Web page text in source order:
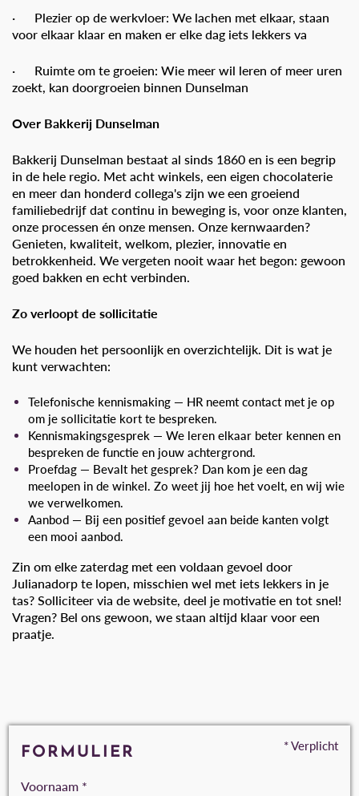
· Plezier op de werkvloer: We lachen met elkaar, staan
voor elkaar klaar en maken er elke dag iets lekkers va
· Ruimte om te groeien: Wie meer wil leren of meer uren
zoekt, kan doorgroeien binnen Dunselman
Over Bakkerij Dunselman
Bakkerij Dunselman bestaat al sinds 1860 en is een begrip
in de hele regio. Met acht winkels, een eigen chocolaterie
en meer dan honderd collega's zijn we een groeiend
familiebedrijf dat continu in beweging is, voor onze klanten,
onze processen én onze mensen. Onze kernwaarden?
Genieten, kwaliteit, welkom, plezier, innovatie en
betrokkenheid. We vergeten nooit waar het begon: gewoon
goed bakken en echt verbinden.
Zo verloopt de sollicitatie
We houden het persoonlijk en overzichtelijk. Dit is wat je
kunt verwachten:
Telefonische kennismaking — HR neemt contact met je op
om je sollicitatie kort te bespreken.
Kennismakingsgesprek — We leren elkaar beter kennen en
bespreken de functie en jouw achtergrond.
Proefdag — Bevalt het gesprek? Dan kom je een dag
meelopen in de winkel. Zo weet jij hoe het voelt, en wij wie
we verwelkomen.
Aanbod — Bij een positief gevoel aan beide kanten volgt
een mooi aanbod.
Zin om elke zaterdag met een voldaan gevoel door
Julianadorp te lopen, misschien wel met iets lekkers in je
tas? Solliciteer via de website, deel je motivatie en tot snel!
Vragen? Bel ons gewoon, we staan altijd klaar voor een
praatje.
FORMULIER * Verplicht
Voornaam *